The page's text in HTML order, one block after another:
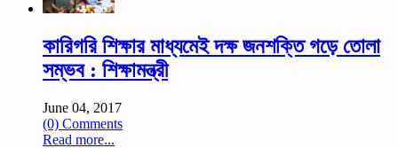
কারিগরি শিক্ষার মাধ্যমেই দক্ষ জনশক্তি গড়ে তোলা
সম্ভব : শিক্ষামন্ত্রী
June 04, 2017
(0) Comments
Read more...